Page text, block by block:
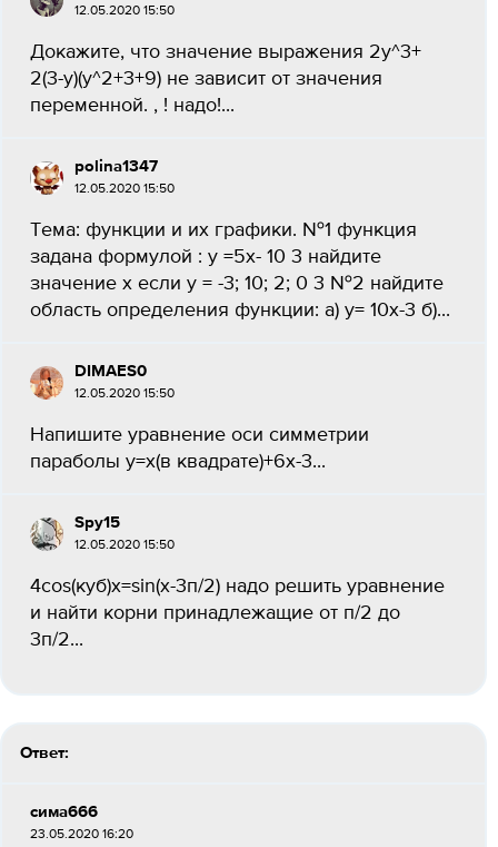
12.05.2020 15:50
Докажите, что значение выражения 2у^3+
2(3-у)(у^2+3+9) не зависит от значения
переменной. , ! надо!...
polina1347
12.05.2020 15:50
Тема: функции и их графики. №1 функция
задана формулой : у =5х- 10 3 найдите
значение х если у = -3; 10; 2; 0 3 №2 найдите
область определения функции: а) у= 10х-3 б)...
DIMAES0
12.05.2020 15:50
Напишите уравнение оси симметрии
параболы y=x(в квадрате)+6x-3...
Spy15
12.05.2020 15:50
4cos(куб)x=sin(x-3п/2) надо решить уравнение
и найти корни принадлежащие от п/2 до
3п/2...
Ответ:
сима666
23.05.2020 16:20